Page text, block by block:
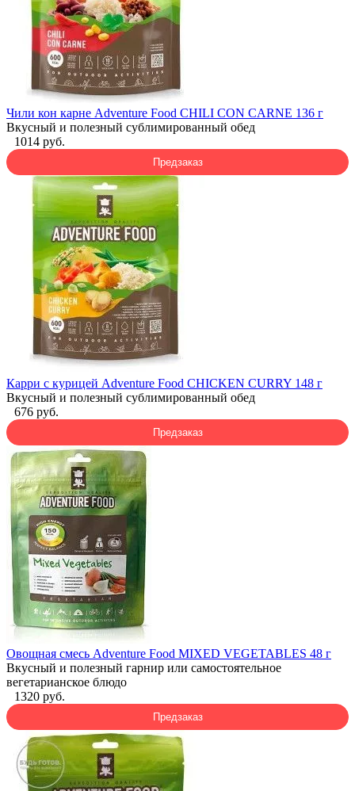
Чили кон карне Adventure Food CHILI CON CARNE 136 г
Вкусный и полезный сублимированный обед
1014 руб.
Предзаказ
Карри с курицей Adventure Food CHICKEN CURRY 148 г
Вкусный и полезный сублимированный обед
676 руб.
Предзаказ
Овощная смесь Adventure Food MIXED VEGETABLES 48 г
Вкусный и полезный гарнир или самостоятельное
вегетарианское блюдо
1320 руб.
Предзаказ